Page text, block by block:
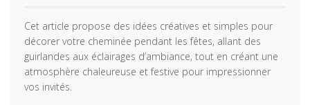
Cet article propose des idées créatives et simples pour
décorer votre cheminée pendant les fêtes, allant des
guirlandes aux éclairages d’ambiance, tout en créant une
atmosphère chaleureuse et festive pour impressionner
vos invités.